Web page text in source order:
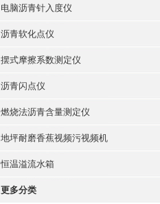
电脑沥青针入度仪
沥青软化点仪
摆式摩擦系数测定仪
沥青闪点仪
燃烧法沥青含量测定仪
地坪耐磨香蕉视频污视频机
恒温溢流水箱
更多分类